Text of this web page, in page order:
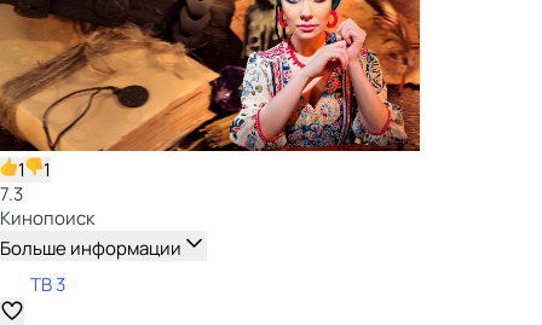
1
1
7.3
Кинопоиск
Больше информации
ТВ 3